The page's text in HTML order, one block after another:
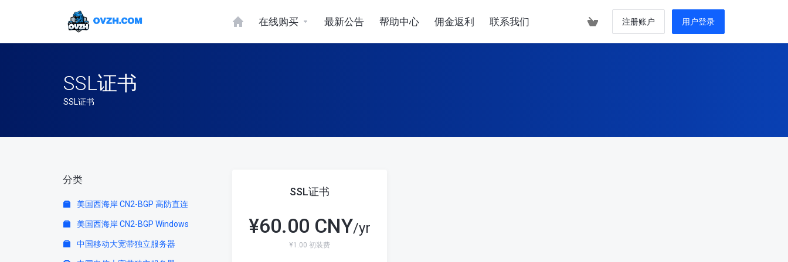
在线购买 最新公告 帮助中心 佣金返利 联系我们 注册账户 用户登录
SSL证书
SSL证书
分类
美国西海岸 CN2-BGP 高防直连
美国西海岸 CN2-BGP Windows
中国移动大宽带独立服务器
SSL证书
¥60.00 CNY/yr
¥1.00 初装费